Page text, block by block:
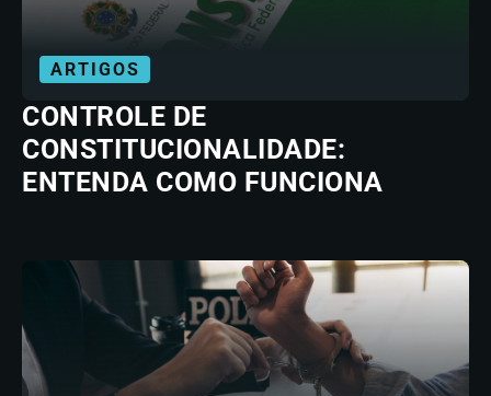
ARTIGOS
CONTROLE DE
CONSTITUCIONALIDADE:
ENTENDA COMO FUNCIONA